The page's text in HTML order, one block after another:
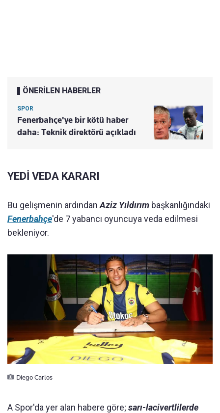
ÖNERİLEN HABERLER
SPOR
Fenerbahçe'ye bir kötü haber
daha: Teknik direktörü açıkladı
YEDİ VEDA KARARI
Bu gelişmenin ardındanAziz Yıldırım başkanlığındaki
Fenerbahçe'de 7 yabancı oyuncuya veda edilmesi
bekleniyor.
Diego Carlos
A Spor'da yer alan habere göre; sarı-lacivertlilerde